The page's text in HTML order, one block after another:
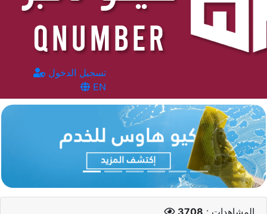
تسجيل الدخول
EN